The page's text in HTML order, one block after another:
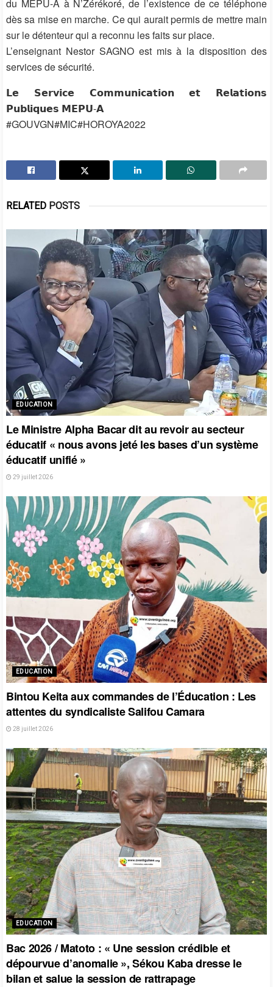
du MEPU-A à N’Zérékoré, de l’existence de ce téléphone
dès sa mise en marche. Ce qui aurait permis de mettre main
sur le détenteur qui a reconnu les faits sur place.
L’enseignant Nestor SAGNO est mis à la disposition des
services de sécurité.
𝗟𝗲 𝗦𝗲𝗿𝘃𝗶𝗰𝗲 𝗖𝗼𝗺𝗺𝘂𝗻𝗶𝗰𝗮𝘁𝗶𝗼𝗻 𝗲𝘁 𝗥𝗲𝗹𝗮𝘁𝗶𝗼𝗻𝘀
𝗣𝘂𝗯𝗹𝗶𝗾𝘂𝗲𝘀 𝗠𝗘𝗣𝗨-𝗔
#GOUVGN#MIC#HOROYA2022
RELATED POSTS
EDUCATION
Le Ministre Alpha Bacar dit au revoir au secteur
éducatif « nous avons jeté les bases d’un système
éducatif unifié »
29 juillet 2026
EDUCATION
Bintou Keita aux commandes de l’Éducation : Les
attentes du syndicaliste Salifou Camara
28 juillet 2026
EDUCATION
Bac 2026 / Matoto : « Une session crédible et
dépourvue d’anomalie », Sékou Kaba dresse le
bilan et salue la session de rattrapage